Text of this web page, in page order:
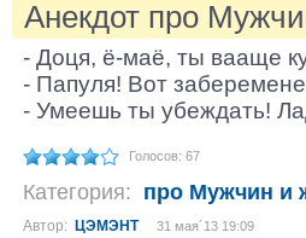
Анекдот про
- Доця, ё-маё, ты вааще
- Папуля! Вот
- Умеешь ты убеждать!
Голосов: 67
Категория: про Мужчин и
Автор: ЦЭМЭНТ 31 мая´13 19:09